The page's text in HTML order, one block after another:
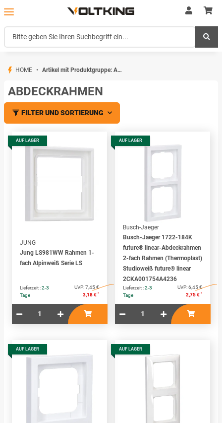
HOME Artikel mit Produktgruppe: Abdeckrahmen
ABDECKRAHMEN
FILTER UND SORTIERUNG
AUF LAGER
JUNG
Jung LS981WW Rahmen 1-
fach Alpinweiß Serie LS
Lieferzeit :2-3
Tage
UVP:7,45 €
3,18 € *
AUF LAGER
Busch-Jaeger
Busch-Jaeger 1722-184K
future® linear-Abdeckrahmen
2-fach Rahmen (Thermoplast)
Studioweiß future® linear
2CKA001754A4236
Lieferzeit :2-3
Tage
UVP:6,45 €
2,75 € *
AUF LAGER AUF LAGER